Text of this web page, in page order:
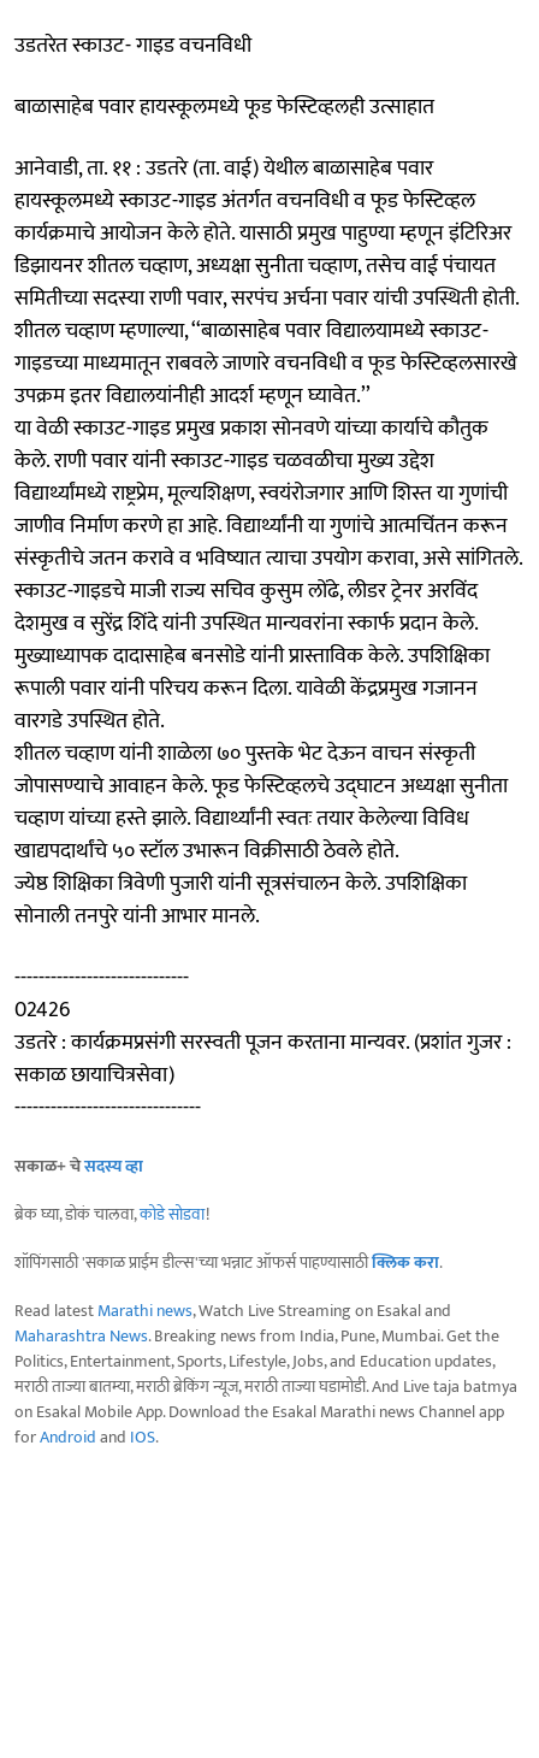
उडतरेत स्काउट- गाइड वचनविधी
बाळासाहेब पवार हायस्कूलमध्ये फूड फेस्टिव्हलही उत्साहात
आनेवाडी, ता. ११ : उडतरे (ता. वाई) येथील बाळासाहेब पवार
हायस्कूलमध्ये स्काउट-गाइड अंतर्गत वचनविधी व फूड फेस्टिव्हल
कार्यक्रमाचे आयोजन केले होते. यासाठी प्रमुख पाहुण्या म्हणून इंटिरिअर
डिझायनर शीतल चव्हाण, अध्यक्षा सुनीता चव्हाण, तसेच वाई पंचायत
समितीच्या सदस्या राणी पवार, सरपंच अर्चना पवार यांची उपस्थिती होती.
शीतल चव्हाण म्हणाल्या, ‘‘बाळासाहेब पवार विद्यालयामध्ये स्काउट-
गाइडच्या माध्यमातून राबवले जाणारे वचनविधी व फूड फेस्टिव्हलसारखे
उपक्रम इतर विद्यालयांनीही आदर्श म्हणून घ्यावेत.’’
या वेळी स्काउट-गाइड प्रमुख प्रकाश सोनवणे यांच्या कार्याचे कौतुक
केले. राणी पवार यांनी स्काउट-गाइड चळवळीचा मुख्य उद्देश
विद्यार्थ्यांमध्ये राष्ट्रप्रेम, मूल्यशिक्षण, स्वयंरोजगार आणि शिस्त या गुणांची
जाणीव निर्माण करणे हा आहे. विद्यार्थ्यांनी या गुणांचे आत्मचिंतन करून
संस्कृतीचे जतन करावे व भविष्यात त्याचा उपयोग करावा, असे सांगितले.
स्काउट-गाइडचे माजी राज्य सचिव कुसुम लोंढे, लीडर ट्रेनर अरविंद
देशमुख व सुरेंद्र शिंदे यांनी उपस्थित मान्यवरांना स्कार्फ प्रदान केले.
मुख्याध्यापक दादासाहेब बनसोडे यांनी प्रास्ताविक केले. उपशिक्षिका
रूपाली पवार यांनी परिचय करून दिला. यावेळी केंद्रप्रमुख गजानन
वारगडे उपस्थित होते.
शीतल चव्हाण यांनी शाळेला ७० पुस्तके भेट देऊन वाचन संस्कृती
जोपासण्याचे आवाहन केले. फूड फेस्टिव्हलचे उद्‍घाटन अध्यक्षा सुनीता
चव्हाण यांच्या हस्ते झाले. विद्यार्थ्यांनी स्वतः तयार केलेल्या विविध
खाद्यपदार्थांचे ५० स्टॉल उभारून विक्रीसाठी ठेवले होते.
ज्येष्ठ शिक्षिका त्रिवेणी पुजारी यांनी सूत्रसंचालन केले. उपशिक्षिका
सोनाली तनपुरे यांनी आभार मानले.
-----------------------------
02426
उडतरे : कार्यक्रमप्रसंगी सरस्वती पूजन करताना मान्यवर. (प्रशांत गुजर :
सकाळ छायाचित्रसेवा)
-------------------------------
सकाळ+ चेसदस्य व्हा
ब्रेक घ्या, डोकं चालवा,कोडे सोडवा!
शॉपिंगसाठी 'सकाळ प्राईम डील्स'च्या भन्नाट ऑफर्स पाहण्यासाठीक्लिक करा.
Read latestMarathi news, Watch Live Streaming on Esakal and
Maharashtra News. Breaking news from India, Pune, Mumbai. Get the
Politics, Entertainment, Sports, Lifestyle, Jobs, and Education updates,
मराठी ताज्या बातम्या, मराठी ब्रेकिंग न्यूज, मराठी ताज्या घडामोडी. And Live taja batmya
on Esakal Mobile App. Download the Esakal Marathi news Channel app
forAndroidand IOS.